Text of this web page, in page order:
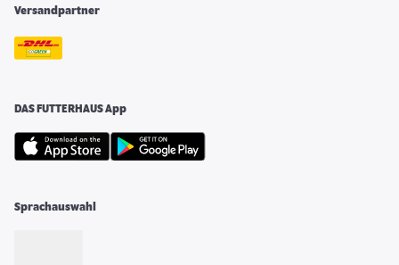
Versandpartner
DAS FUTTERHAUS App
Sprachauswahl